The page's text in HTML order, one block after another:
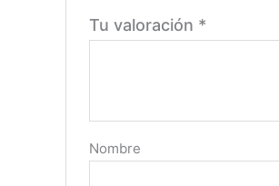
Tu valoración *
Nombre